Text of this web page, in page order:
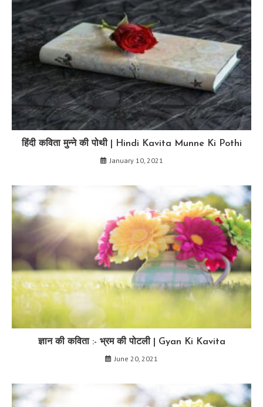
हिंदी कविता मुन्ने की पोथी | Hindi Kavita Munne Ki Pothi
January 10, 2021
ज्ञान की कविता :- भ्रम की पोटली | Gyan Ki Kavita
June 20, 2021